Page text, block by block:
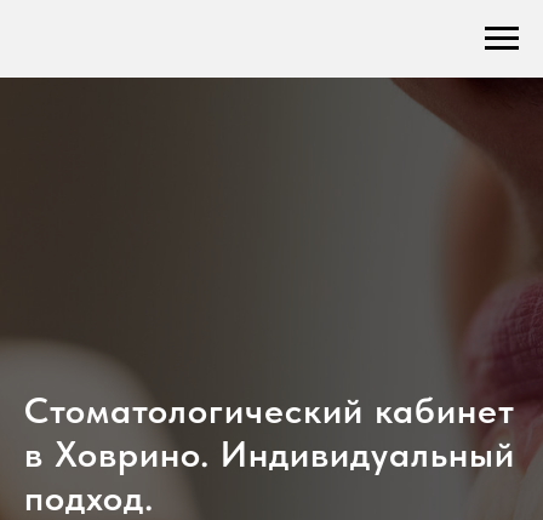
Стоматологический кабинет
в Ховрино. Индивидуальный
подход.